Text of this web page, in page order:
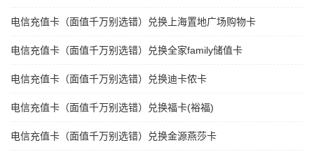
电信充值卡（面值千万别选错）兑换上海置地广场购物卡
电信充值卡（面值千万别选错）兑换全家family储值卡
电信充值卡（面值千万别选错）兑换迪卡侬卡
电信充值卡（面值千万别选错）兑换福卡(裕福)
电信充值卡（面值千万别选错）兑换金源燕莎卡